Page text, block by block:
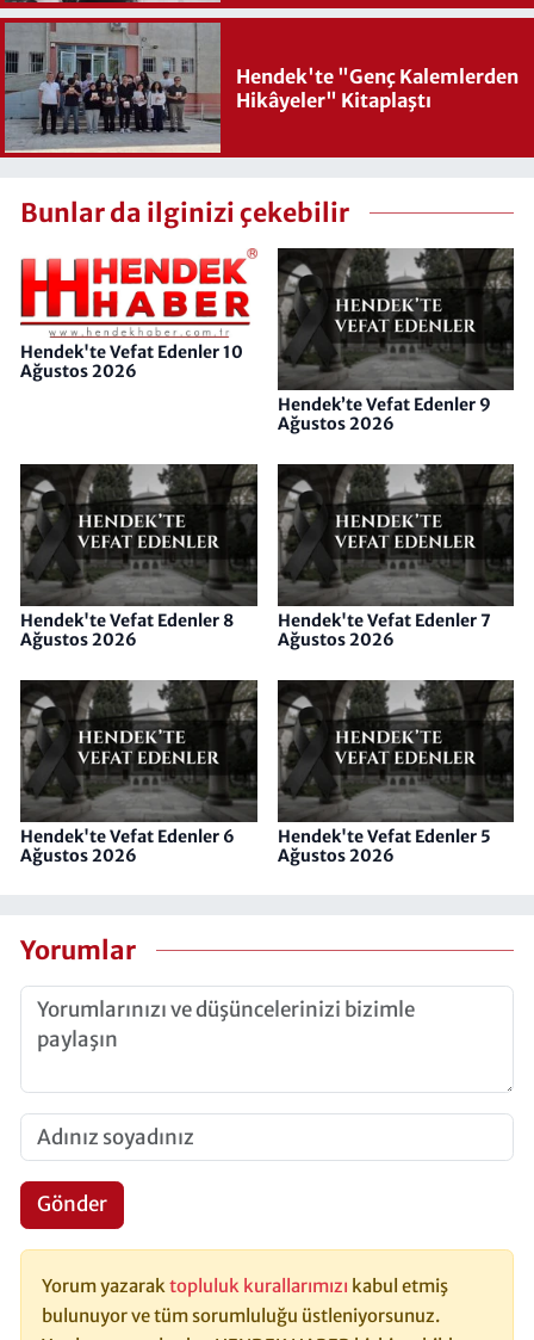
Hendek'te "Genç Kalemlerden
Hikâyeler" Kitaplaştı
Bunlar da ilginizi çekebilir
Hendek'te Vefat Edenler 10
Ağustos 2026
Hendek’te Vefat Edenler 9
Ağustos 2026
Hendek'te Vefat Edenler 8
Ağustos 2026
Hendek'te Vefat Edenler 7
Ağustos 2026
Hendek'te Vefat Edenler 6
Ağustos 2026
Hendek'te Vefat Edenler 5
Ağustos 2026
Yorumlar
Gönder
Yorum yazarak topluluk kurallarımızı kabul etmiş
bulunuyor ve tüm sorumluluğu üstleniyorsunuz.